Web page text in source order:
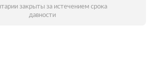
закрыты за истечением срока
давности